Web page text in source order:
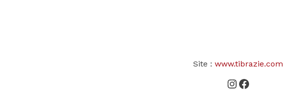
Site : www.tibrazie.com
Instagram
Facebook